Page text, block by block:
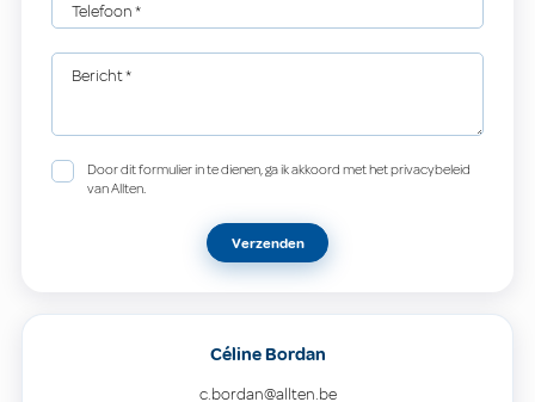
Telefoon*
Bericht*
Door dit formulier in te dienen, ga ik akkoord met het privacybeleid
van Allten.
Verzenden
Céline Bordan
c.bordan@allten.be